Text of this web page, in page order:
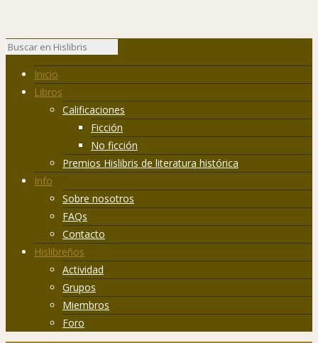
Inicio
Libros
Calificaciones
Ficción
No ficción
Premios Hislibris de literatura histórica
Info
Sobre nosotros
FAQs
Contacto
Hislibreños
Actividad
Grupos
Miembros
Foro